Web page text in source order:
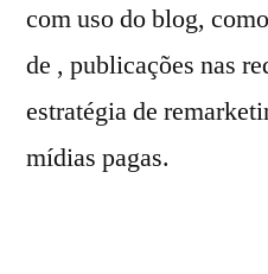
com uso do blog,
de , publicações nas
estratégia de
mídias pagas.